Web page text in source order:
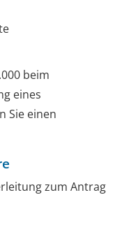
beim
eines
Sie einen
zum Antrag